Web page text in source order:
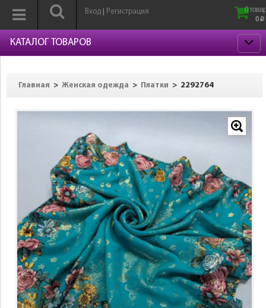
Вход Регистрация
0
0 p
КАТАЛОГ ТОВАРОВ
Главная > Женская одежда > Платки > 2292764